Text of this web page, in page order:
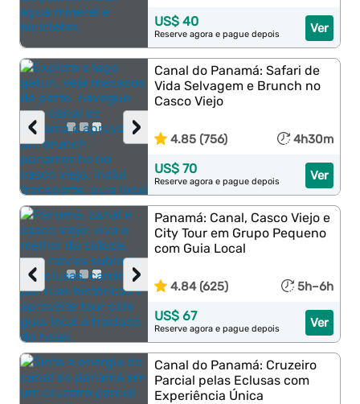
Ver
US$ 40
Reserve agora e pague depois
›
‹
Canal do Panamá: Safari de
Vida Selvagem e Brunch no
Casco Viejo
4.85 (756) 4h30m
Ver
US$ 70
Reserve agora e pague depois
›
‹
Panamá: Canal, Casco Viejo e
City Tour em Grupo Pequeno
com Guia Local
4.84 (625) 5h–6h
Ver
US$ 67
Reserve agora e pague depois
Canal do Panamá: Cruzeiro
Parcial pelas Eclusas com
Experiência Única